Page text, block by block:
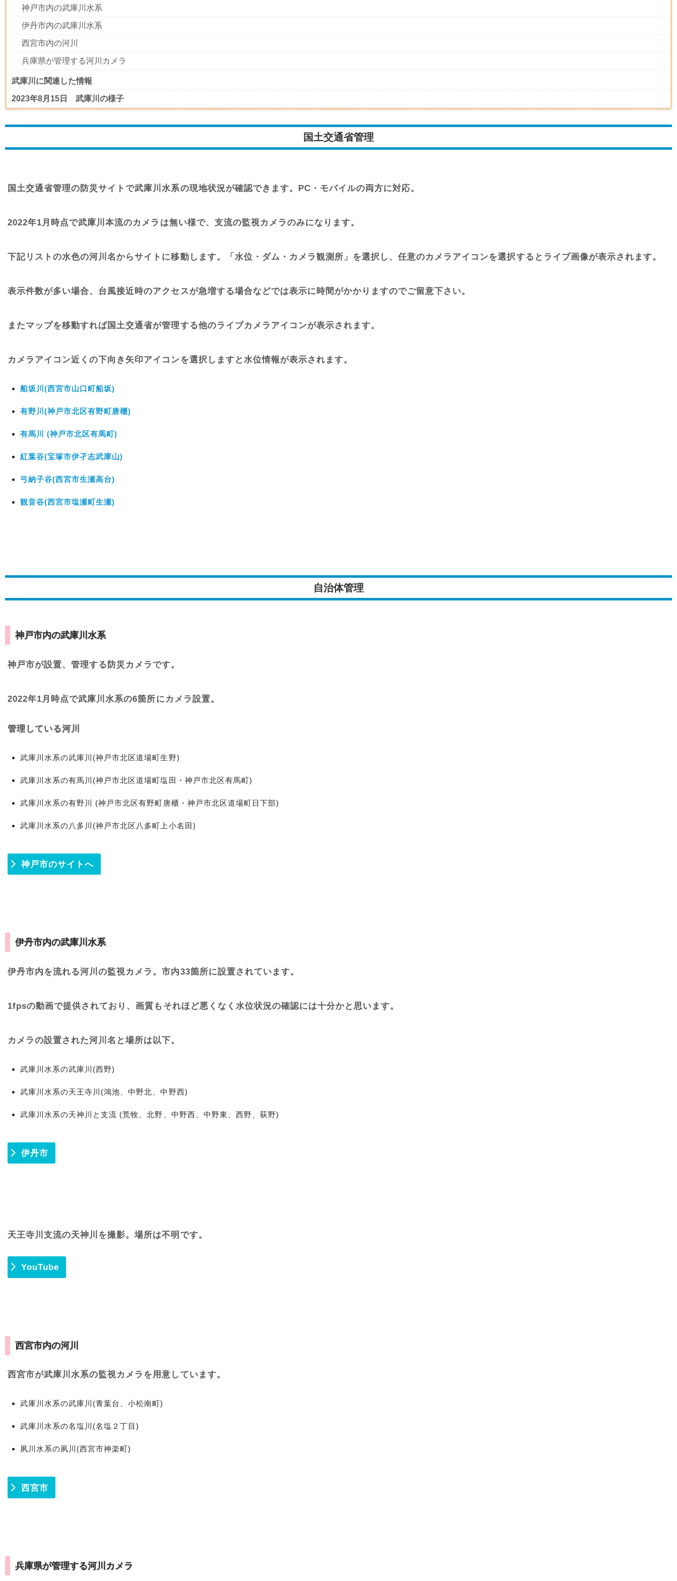
神戸市内の武庫川水系
伊丹市内の武庫川水系
西宮市内の河川
兵庫県が管理する河川カメラ
武庫川に関連した情報
2023年8月15日 武庫川の様子
国土交通省管理
国土交通省管理の防災サイトで武庫川水系の現地状況が確認できます。PC・モバイルの両方に対応。
2022年1月時点で武庫川本流のカメラは無い様で、支流の監視カメラのみになります。
下記リストの水色の河川名からサイトに移動します。「水位・ダム・カメラ観測所」を選択し、任意のカメラアイコンを選択するとライブ画像が表示されます。
表示件数が多い場合、台風接近時のアクセスが急増する場合などでは表示に時間がかかりますのでご留意下さい。
またマップを移動すれば国土交通省が管理する他のライブカメラアイコンが表示されます。
カメラアイコン近くの下向き矢印アイコンを選択しますと水位情報が表示されます。
船坂川(西宮市山口町船坂)
有野川(神戸市北区有野町唐櫃)
有馬川 (神戸市北区有馬町)
紅葉谷(宝塚市伊孑志武庫山)
弓納子谷(西宮市生瀬高台)
観音谷(西宮市塩瀬町生瀬)
自治体管理
神戸市内の武庫川水系
神戸市が設置、管理する防災カメラです。
2022年1月時点で武庫川水系の6箇所にカメラ設置。
管理している河川
武庫川水系の武庫川(神戸市北区道場町生野)
武庫川水系の有馬川(神戸市北区道場町塩田・神戸市北区有馬町)
武庫川水系の有野川 (神戸市北区有野町唐櫃・神戸市北区道場町日下部)
武庫川水系の八多川(神戸市北区八多町上小名田)
神戸市のサイトへ
伊丹市内の武庫川水系
伊丹市内を流れる河川の監視カメラ。市内33箇所に設置されています。
1fpsの動画で提供されており、画質もそれほど悪くなく水位状況の確認には十分かと思います。
カメラの設置された河川名と場所は以下。
武庫川水系の武庫川(西野)
武庫川水系の天王寺川(鴻池、中野北、中野西)
武庫川水系の天神川と支流 (荒牧、北野、中野西、中野東、西野、荻野)
伊丹市
天王寺川支流の天神川を撮影。場所は不明です。
YouTube
西宮市内の河川
西宮市が武庫川水系の監視カメラを用意しています。
武庫川水系の武庫川(青葉台、小松南町)
武庫川水系の名塩川(名塩２丁目)
夙川水系の夙川(西宮市神楽町)
西宮市
兵庫県が管理する河川カメラ